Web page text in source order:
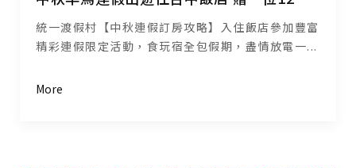
統一渡假村【中秋連假訂房攻略】入住飯店參加豐富
精彩連假限定活動，食玩宿全包假期，盡情放電一...
More